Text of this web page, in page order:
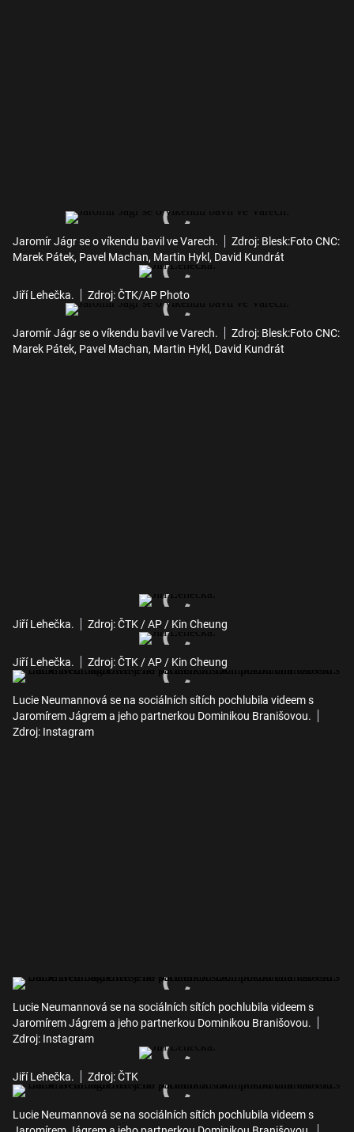
Jaromír Jágr se o víkendu bavil ve Varech.
Zdroj: Blesk:Foto CNC:
Marek Pátek, Pavel Machan, Martin Hykl, David Kundrát
Jiří Lehečka. Zdroj: ČTK/AP Photo
Jaromír Jágr se o víkendu bavil ve Varech.
Zdroj: Blesk:Foto CNC:
Marek Pátek, Pavel Machan, Martin Hykl, David Kundrát
Jiří Lehečka. Zdroj: ČTK / AP / Kin Cheung
Jiří Lehečka. Zdroj: ČTK / AP / Kin Cheung
Lucie Neumannová se na sociálních sítích pochlubila videem s
Jaromírem Jágrem a jeho partnerkou Dominikou Branišovou.
Zdroj: Instagram
Lucie Neumannová se na sociálních sítích pochlubila videem s
Jaromírem Jágrem a jeho partnerkou Dominikou Branišovou.
Zdroj: Instagram
Jiří Lehečka. Zdroj: ČTK
Lucie Neumannová se na sociálních sítích pochlubila videem s